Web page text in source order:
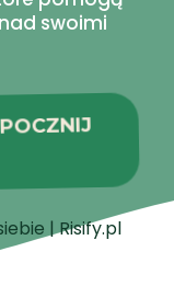
swoimi